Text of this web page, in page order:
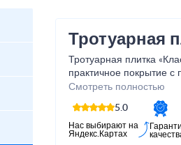
Тротуарная
Тротуарная плитка
практичное покрытие
создающее аккуратный
устойчива к
долго сохраняет цвет
тротуаров, дворов,
обеспечивая прочное и
Смотреть полностью
5.0
Нас выбирают на
Яндекс.Картах